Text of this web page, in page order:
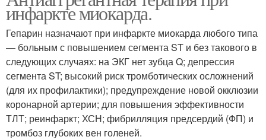
инфаркте миокарда.
Гепарин назначают при инфаркте миокарда любого типа
— больным с повышением сегмента ST и без такового в
следующих случаях: на ЭКГ нет зубца Q; депрессия
сегмента ST; высокий риск тромботических осложнений
(для их профилактики); предупреждение новой окклюзии
коронарной артерии; для повышения эффективности
ТЛТ; реинфаркт; ХСН; фибрилляция предсердий (ФП) и
тромбоз глубоких вен голеней.